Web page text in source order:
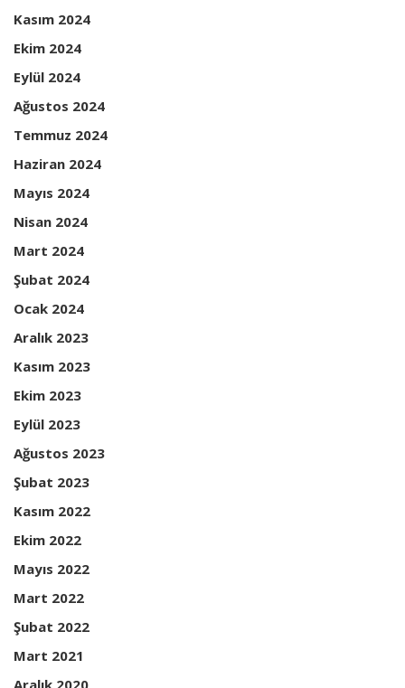
Kasım 2024
Ekim 2024
Eylül 2024
Ağustos 2024
Temmuz 2024
Haziran 2024
Mayıs 2024
Nisan 2024
Mart 2024
Şubat 2024
Ocak 2024
Aralık 2023
Kasım 2023
Ekim 2023
Eylül 2023
Ağustos 2023
Şubat 2023
Kasım 2022
Ekim 2022
Mayıs 2022
Mart 2022
Şubat 2022
Mart 2021
Aralık 2020